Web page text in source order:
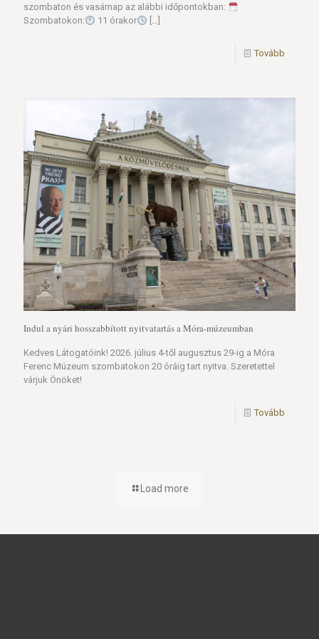
szombaton és vasárnap az alábbi időpontokban:
Szombatokon:
11 órakor […]
Tovább
Indul a nyári hosszabbított nyitvatartás a Móra-múzeumban
Kedves Látogatóink! 2026. július 4-től augusztus 29-ig a Móra
Ferenc Múzeum szombatokon 20 óráig tart nyitva. Szeretettel
várjuk Önöket!
Tovább
Load more